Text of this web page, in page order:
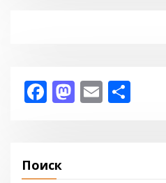
Facebook
Mastodon
Email
Поиск